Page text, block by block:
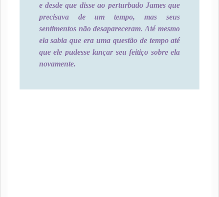
e desde que disse ao perturbado James que
precisava de um tempo, mas seus
sentimentos não desapareceram. Até mesmo
ela sabia que era uma questão de tempo até
que ele pudesse lançar seu feitiço sobre ela
novamente.